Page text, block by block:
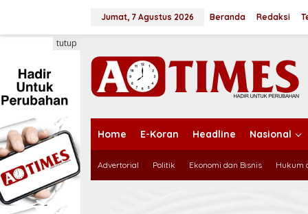
e
k
n
t
e
Jumat, 7 Agustus 2026 Beranda Redaksi
Home E-Koran Headline Nasional
Advertorial Politik Ekonomi dan Bisnis Hukum
tutup